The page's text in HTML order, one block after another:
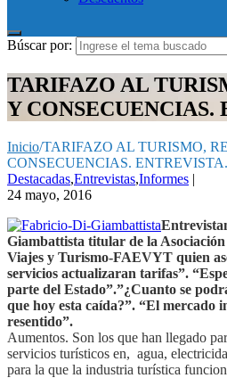
Búscar por:
TARIFAZO AL
Y CONSECUENCIAS.
Inicio/TARIFAZO AL TURISMO,
CONSECUENCIAS. ENTREVISTA.
Destacadas,Entrevistas,Informes |
24 mayo, 2016
Giambattista titular de la
Viajes y Turismo-FAEVYT quien
servicios actualizaran tarifas”.
parte del Estado”.”¿Cuanto se
que hoy esta caída?”. “El mercado
resentido”.
Aumentos. Son los que han llegado
servicios turísticos en, agua,
para la que la industria turística